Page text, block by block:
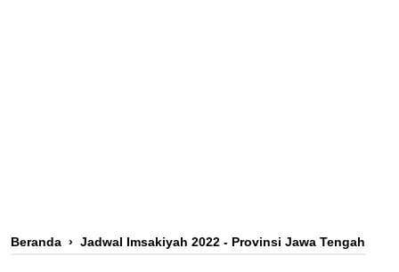
Beranda › Jadwal Imsakiyah 2022 - Provinsi Jawa Tengah